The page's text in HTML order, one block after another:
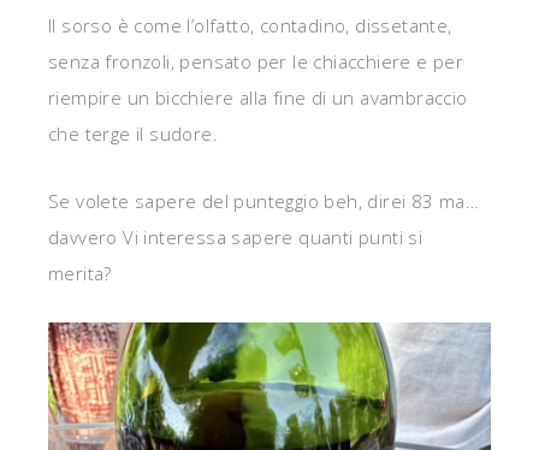
Il sorso è come l’olfatto, contadino, dissetante,
senza fronzoli, pensato per le chiacchiere e per
riempire un bicchiere alla fine di un avambraccio
che terge il sudore.
Se volete sapere del punteggio beh, direi 83 ma…
davvero Vi interessa sapere quanti punti si
merita?